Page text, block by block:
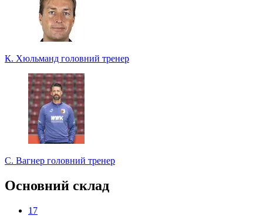
К. Хюльманд головний тренер
С. Вагнер головний тренер
Основний склад
17